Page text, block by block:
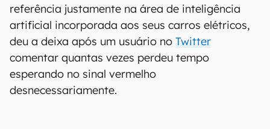
referência justamente na área de inteligência
artificial incorporada aos seus carros elétricos,
deu a deixa após um usuário no Twitter
comentar quantas vezes perdeu tempo
esperando no sinal vermelho
desnecessariamente.